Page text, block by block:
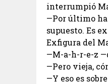
interrumpió
—Por último
supuesto. Es
Exfigura del
—M-a-h-r-e-z
—Pero vieja,
—Y eso es